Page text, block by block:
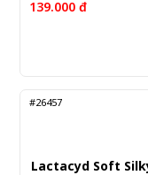
139.000 đ
#26457
Lactacyd Soft